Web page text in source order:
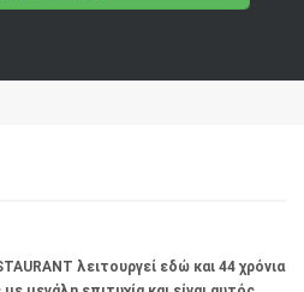
λειτουργεί εδώ και 44 χρόνια